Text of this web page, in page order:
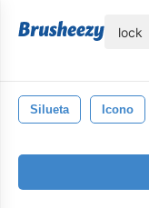
Silueta Icono